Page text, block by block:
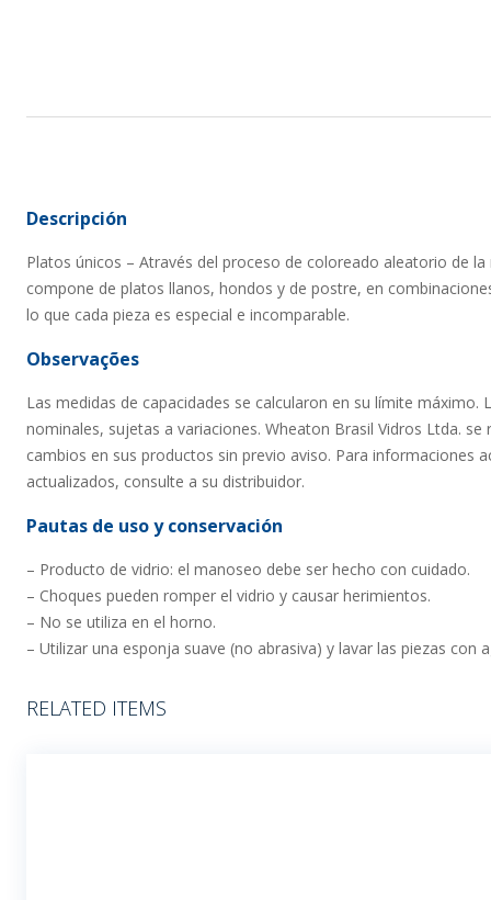
Descripción
Platos únicos – Através del proceso de coloreado aleatorio de
compone de platos llanos, hondos y de postre, en
lo que cada pieza es especial e incomparable.
Observações
Las medidas de capacidades se calcularon en su límite máximo.
nominales, sujetas a variaciones. Wheaton Brasil Vidros Ltda. se
cambios en sus productos sin previo aviso. Para informaciones
actualizados, consulte a su distribuidor.
Pautas de uso y conservación
– Producto de vidrio: el manoseo debe ser hecho con cuidado.
– Choques pueden romper el vidrio y causar herimientos.
– No se utiliza en el horno.
– Utilizar una esponja suave (no abrasiva) y lavar las piezas con
RELATED ITEMS